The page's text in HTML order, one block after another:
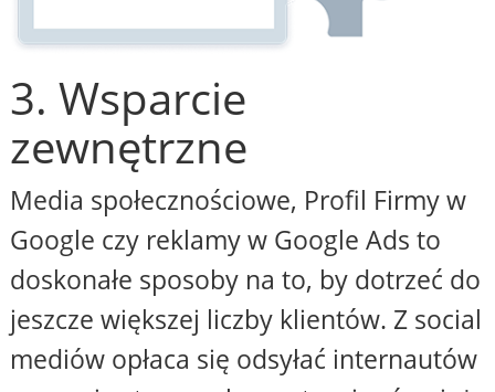
3. Wsparcie
zewnętrzne
Media społecznościowe, Profil Firmy w
Google czy reklamy w Google Ads to
doskonałe sposoby na to, by dotrzeć do
jeszcze większej liczby klientów. Z social
mediów opłaca się odsyłać internautów